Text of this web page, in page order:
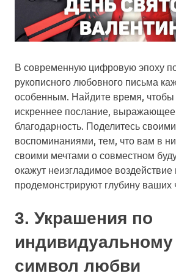
В современную цифровую эпоху
рукописного любовного письма
особенным. Найдите время, чтобы
искреннее послание,
благодарность. Поделитесь
воспоминаниями, тем, что вам в
своими мечтами о совместном
окажут неизгладимое воздействие
продемонстрируют глубину ваших
3. Украшения по
индивидуальному
символ любви